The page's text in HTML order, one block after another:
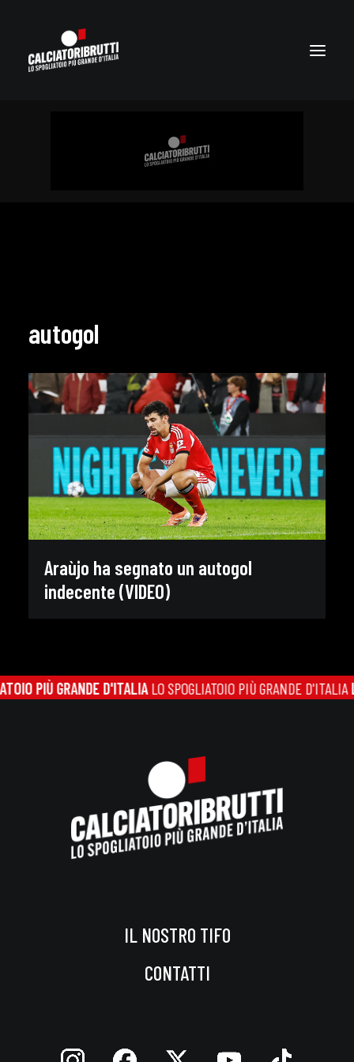
autogol
Araùjo ha segnato un autogol
indecente (VIDEO)
PIÙ GRANDE D'ITALIALO SPOGLIATOIO PIÙ GRANDE D'ITALIA
IL NOSTRO TIFO
CONTATTI